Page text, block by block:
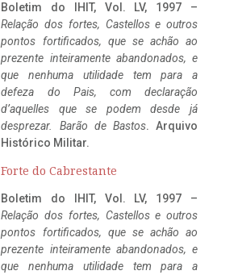
Boletim do IHIT, Vol. LV, 1997 –
Relação dos fortes, Castellos e outros
pontos fortificados, que se achão ao
prezente inteiramente abandonados, e
que nenhuma utilidade tem para a
defeza do Pais, com declaração
d’aquelles que se podem desde já
desprezar. Barão de Bastos. Arquivo
Histórico Militar.
Forte do Cabrestante
Boletim do IHIT, Vol. LV, 1997 –
Relação dos fortes, Castellos e outros
pontos fortificados, que se achão ao
prezente inteiramente abandonados, e
que nenhuma utilidade tem para a